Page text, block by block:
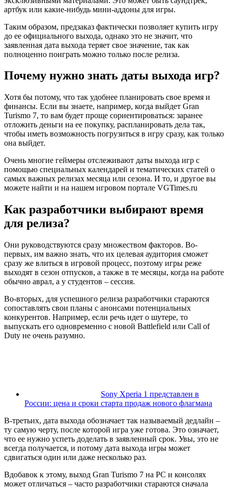
артбук или какие-нибудь мини-аддоны для игры.
Таким образом, предзаказ фактически позволяет купить игру
до ее официального выхода, однако это не значит, что
заявленная дата выхода теряет свое значение, так как
полноценно поиграть можно только после релиза.
Почему нужно знать даты выхода игр?
Хотя бы потому, что так удобнее планировать свое время и
финансы. Если вы знаете, например, когда выйдет Gran
Turismo 7, то вам будет проще сориентироваться: заранее
отложить деньги на ее покупку, распланировать дела так,
чтобы иметь возможность погрузиться в игру сразу, как только
она выйдет.
Очень многие геймеры отслеживают даты выхода игр с
помощью специальных календарей и тематических статей о
самых важных релизах месяца или сезона. И то, и другое вы
можете найти и на нашем игровом портале VGTimes.ru
Как разработчики выбирают время
для релиза?
Они руководствуются сразу множеством факторов. Во-
первых, им важно знать, что их целевая аудитория сможет
сразу же влиться в игровой процесс, поэтому игры реже
выходят в сезон отпусков, а также в те месяцы, когда на работе
обычно аврал, а у студентов – сессия.
Во-вторых, для успешного релиза разработчики стараются
сопоставлять свои планы с анонсами потенциальных
конкурентов. Например, если речь идет о шутере, то
выпускать его одновременно с новой Battlefield или Call of
Duty не очень разумно.
Sony Xperia 1 представлен в
России: цена и сроки старта продаж нового флагмана
В-третьих, дата выхода обозначает так называемый дедлайн –
ту самую черту, после которой игра уже готова. Это означает,
что ее нужно успеть доделать в заявленный срок. Увы, это не
всегда получается, и потому дата выхода игры может
сдвигаться один или даже несколько раз.
Вдобавок к этому, выход Gran Turismo 7 на PC и консолях
может отличаться – часто разработчики стараются сначала